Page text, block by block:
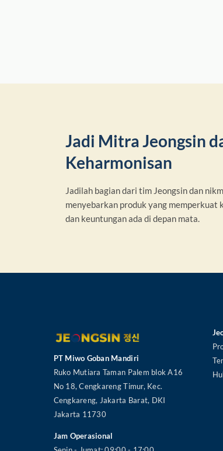
Jadi Mitra Jeongsin
Keharmonisan
Jadilah bagian dari tim Jeongsin dan
menyebarkan produk yang memperkuat
dan keuntungan ada di depan mata.
PT Miwo Goban Mandiri
Ruko Mutiara Taman Palem blok A16
No 18, Cengkareng Timur, Kec.
Cengkareng, Jakarta Barat, DKI
Jakarta 11730
Jam Operasional